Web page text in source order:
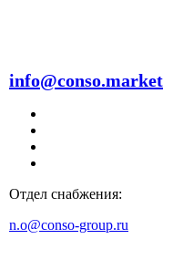
info@conso.market
Отдел снабжения:
n.o@conso-group.ru